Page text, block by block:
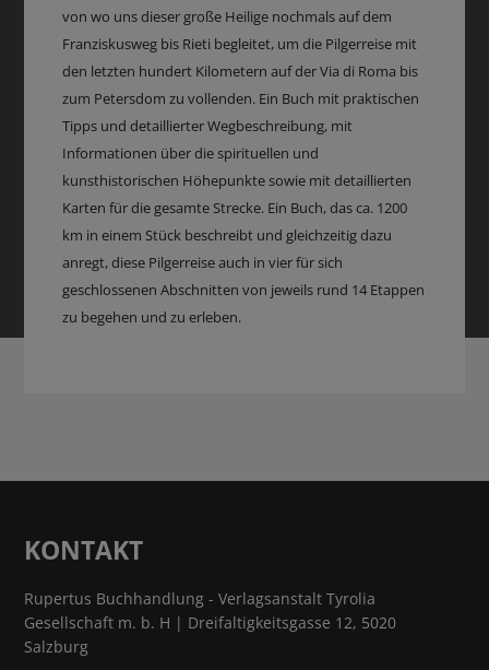
von wo uns dieser große Heilige nochmals auf dem
Franziskusweg bis Rieti begleitet, um die Pilgerreise mit
den letzten hundert Kilometern auf der Via di Roma bis
zum Petersdom zu vollenden. Ein Buch mit praktischen
Tipps und detaillierter Wegbeschreibung, mit
Informationen über die spirituellen und
kunsthistorischen Höhepunkte sowie mit detaillierten
Karten für die gesamte Strecke. Ein Buch, das ca. 1200
km in einem Stück beschreibt und gleichzeitig dazu
anregt, diese Pilgerreise auch in vier für sich
geschlossenen Abschnitten von jeweils rund 14 Etappen
zu begehen und zu erleben.
KONTAKT
Rupertus Buchhandlung - Verlagsanstalt Tyrolia
Gesellschaft m. b. H | Dreifaltigkeitsgasse 12, 5020
Salzburg